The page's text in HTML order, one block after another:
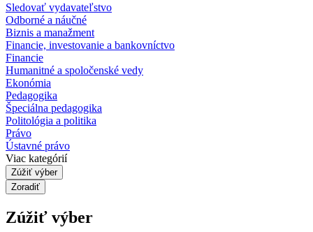
Sledovať vydavateľstvo
Odborné a náučné
Biznis a manažment
Financie, investovanie a bankovníctvo
Financie
Humanitné a spoločenské vedy
Ekonómia
Pedagogika
Špeciálna pedagogika
Politológia a politika
Právo
Ústavné právo
Viac kategórií
Zúžiť výber
Zoradiť
Zúžiť výber